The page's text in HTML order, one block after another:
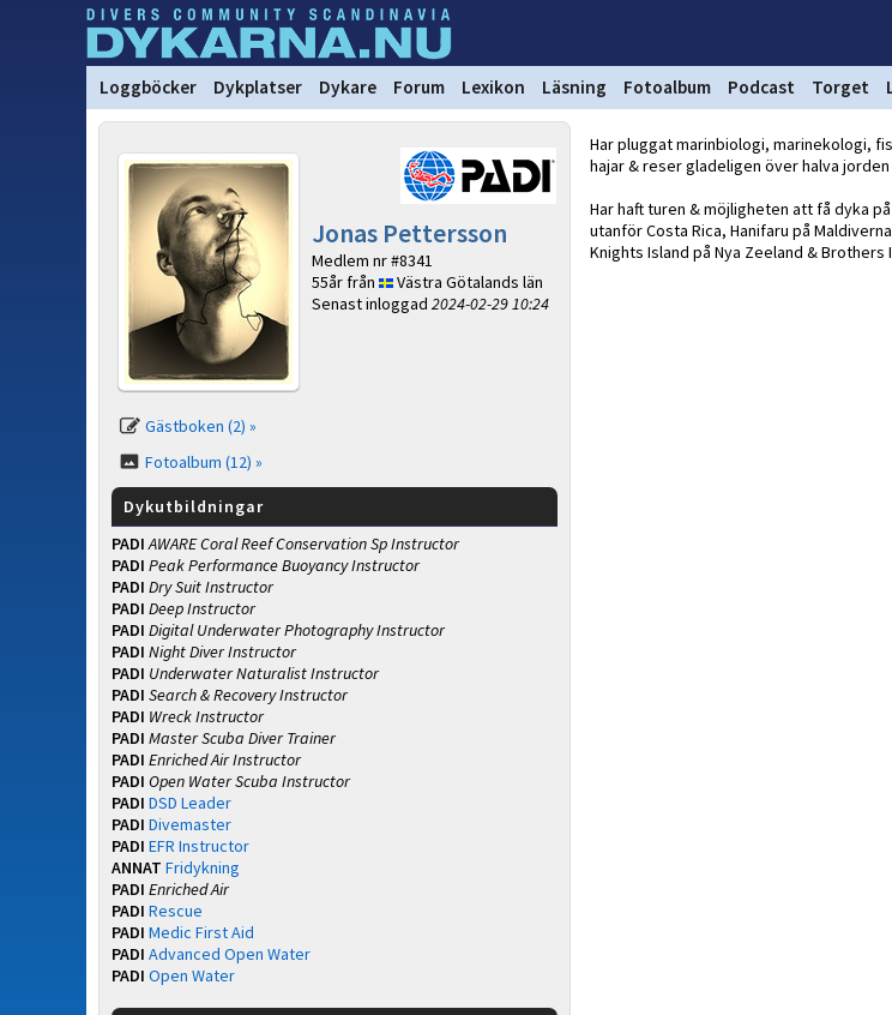
Loggböcker Dykplatser Dykare Forum Lexikon Läsning Fotoalbum Podcast Torget
Gästboken (2) »
Fotoalbum (12) »
Jonas Pettersson
Medlem nr #8341
55år från
Västra Götalands län
Senast inloggad2024-02-29 10:24
Dykutbildningar
PADI AWARE Coral Reef Conservation Sp Instructor
PADI Peak Performance Buoyancy Instructor
PADI Dry Suit Instructor
PADI Deep Instructor
PADI Digital Underwater Photography Instructor
PADI Night Diver Instructor
PADI Underwater Naturalist Instructor
PADI Search & Recovery Instructor
PADI Wreck Instructor
PADI Master Scuba Diver Trainer
PADI Enriched Air Instructor
PADI Open Water Scuba Instructor
PADI DSD Leader
PADI Divemaster
PADI EFR Instructor
ANNAT Fridykning
PADI Enriched Air
PADI Rescue
PADI Medic First Aid
PADI Advanced Open Water
PADI Open Water
Har pluggat marinbiologi, marinekologi,
hajar & reser gladeligen över halva
Har haft turen & möjligheten att få dyka
utanför Costa Rica, Hanifaru på
Knights Island på Nya Zeeland & Brothers